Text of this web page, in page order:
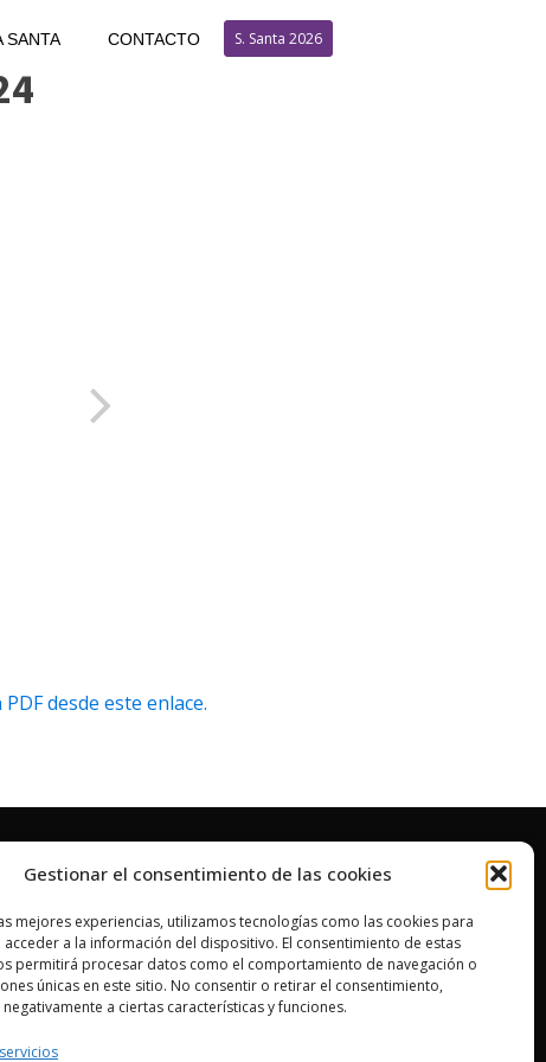
Gestionar el consentimiento de las cookies
mejores experiencias, utilizamos tecnologías como las cookies para
acceder a la información del dispositivo. El consentimiento de estas
permitirá procesar datos como el comportamiento de navegación o
únicas en este sitio. No consentir o retirar el consentimiento,
a ciertas características y funciones.
SANTA CONTACTO S. Santa 2026
desde este enlace.
de cookies